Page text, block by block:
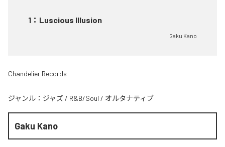
1 ： Luscious Illusion
Gaku Kano
Chandelier Records
ジャンル： ジャズ / R&B/Soul / オルタナティブ
Gaku Kano